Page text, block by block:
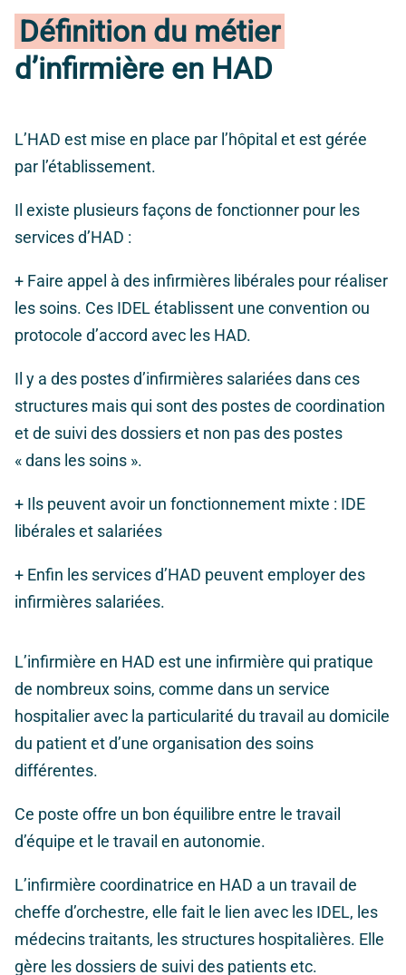
Définition du métier
d’infirmière en HAD
L’HAD est mise en place par l’hôpital et est gérée
par l’établissement.
Il existe plusieurs façons de fonctionner pour les
services d’HAD :
+ Faire appel à des infirmières libérales pour réaliser
les soins. Ces IDEL établissent une convention ou
protocole d’accord avec les HAD.
Il y a des postes d’infirmières salariées dans ces
structures mais qui sont des postes de coordination
et de suivi des dossiers et non pas des postes
« dans les soins ».
+ Ils peuvent avoir un fonctionnement mixte : IDE
libérales et salariées
+ Enfin les services d’HAD peuvent employer des
infirmières salariées.
L’infirmière en HAD est une infirmière qui pratique
de nombreux soins, comme dans un service
hospitalier avec la particularité du travail au domicile
du patient et d’une organisation des soins
différentes.
Ce poste offre un bon équilibre entre le travail
d’équipe et le travail en autonomie.
L’infirmière coordinatrice en HAD a un travail de
cheffe d’orchestre, elle fait le lien avec les IDEL, les
médecins traitants, les structures hospitalières. Elle
gère les dossiers de suivi des patients etc.